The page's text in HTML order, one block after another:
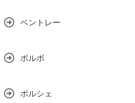
ベントレー
ボルボ
ポルシェ